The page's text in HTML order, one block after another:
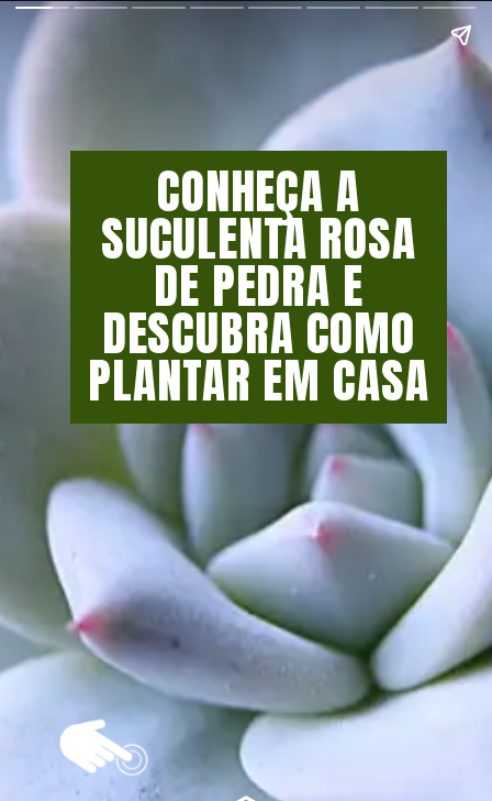
CONHEÇA A
SUCULENTA ROSA
DE PEDRA E
DESCUBRA COMO
PLANTAR EM CASA